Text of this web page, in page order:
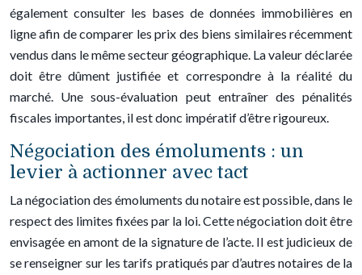
également consulter les bases de données immobilières en
ligne afin de comparer les prix des biens similaires récemment
vendus dans le même secteur géographique. La valeur déclarée
doit être dûment justifiée et correspondre à la réalité du
marché. Une sous-évaluation peut entraîner des pénalités
fiscales importantes, il est donc impératif d’être rigoureux.
Négociation des émoluments : un
levier à actionner avec tact
La négociation des émoluments du notaire est possible, dans le
respect des limites fixées par la loi. Cette négociation doit être
envisagée en amont de la signature de l’acte. Il est judicieux de
se renseigner sur les tarifs pratiqués par d’autres notaires de la